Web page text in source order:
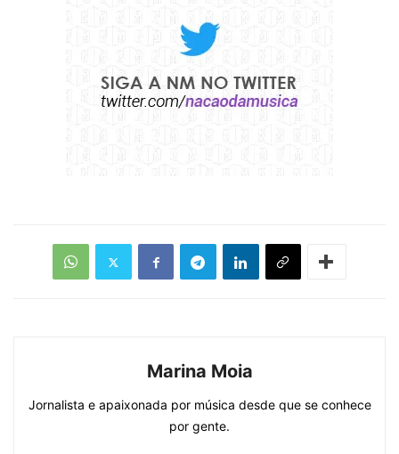
Marina Moia
Jornalista e apaixonada por música desde que se conhece
por gente.